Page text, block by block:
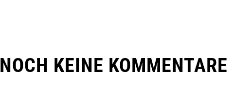
NOCH KEINE KOMMENTARE